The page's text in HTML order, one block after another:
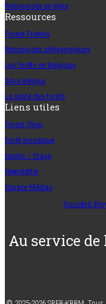
Ressources en ligne
Ressources
Forest Friends
Ressources pédagogiques
Les forêts en Belgique
Silva Belgica
La santé des forêts
Liens utiles
Forest Shop
Forêt mosaïque
Emploi / Stage
Newsletter
Espace Médias
Société
Au service